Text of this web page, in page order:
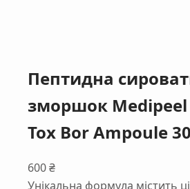
Пептидна
зморшок Medipeel
Tox Bor Ampoule
600₴
Унікальна формула містить